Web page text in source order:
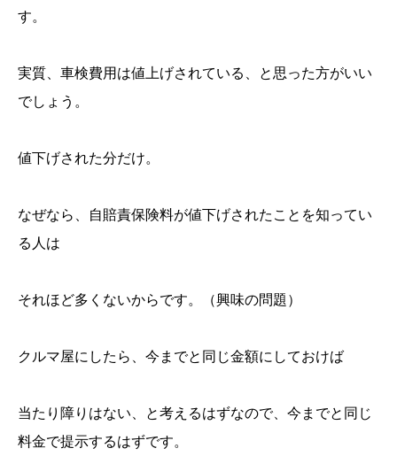
す。
実質、車検費用は値上げされている、と思った方がいい
でしょう。
値下げされた分だけ。
なぜなら、自賠責保険料が値下げされたことを知ってい
る人は
それほど多くないからです。（興味の問題）
クルマ屋にしたら、今までと同じ金額にしておけば
当たり障りはない、と考えるはずなので、今までと同じ
料金で提示するはずです。